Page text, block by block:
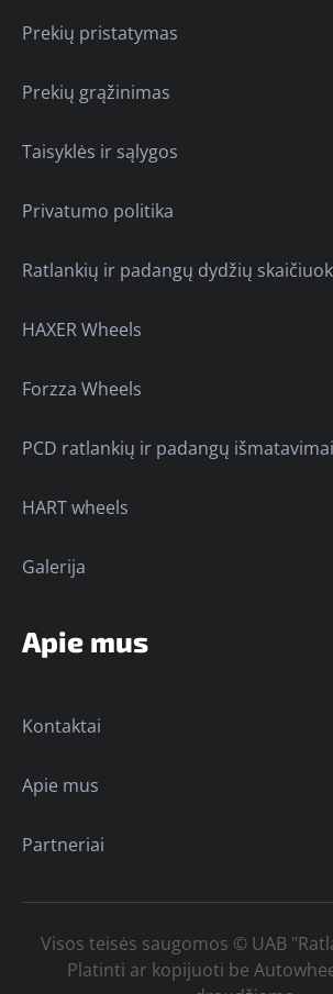
Prekių pristatymas
Prekių grąžinimas
Taisyklės ir sąlygos
Privatumo politika
Ratlankių ir padangų dydžių
HAXER Wheels
Forzza Wheels
PCD ratlankių ir padangų išmatavimai
HART wheels
Galerija
Apie mus
Kontaktai
Apie mus
Partneriai
Visos teisės saugomos © UAB
Platinti ar kopijuoti be